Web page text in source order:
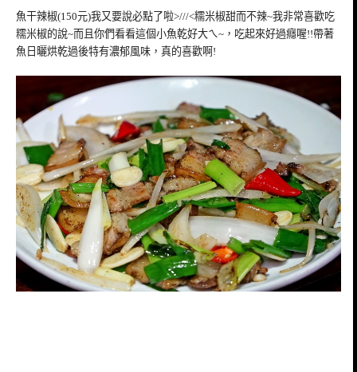
魚干辣椒(150元)我又要說必點了啦>///<糯米椒甜而不辣~我非常喜歡吃
糯米椒的說~而且你們看看這個小魚乾好大ㄟ~，吃起來好過癮喔!!帶著
魚日曬烘乾過後特有濃郁風味，真的喜歡啊!